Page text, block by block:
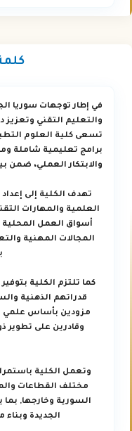
في إطار توجهات سوريا
والتعليم التقني وتعزيز
تسعى كلية العلوم
برامج تعليمية شاملة
والابتكار العملي، ضمن
تهدف الكلية إلى
العلمية والمهارات
أسواق العمل المحلية
المجالات المهنية
كما تلتزم الكلية
قدراتهم الذهنية
مزودين بأساس علمي
وقادرين على تطوير
وتعمل الكلية
مختلف القطاعات
السورية وخارجها,
الجديدة